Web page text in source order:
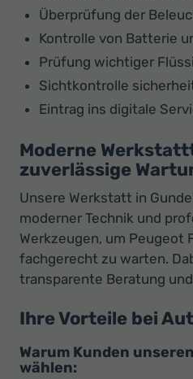
Überprüfung der
Kontrolle von Batterie
Prüfung wichtiger
Sichtkontrolle
Eintrag ins digitale
Moderne
zuverlässige
Unsere Werkstatt in
moderner Technik und
Werkzeugen, um Peugeot
fachgerecht zu warten.
transparente Beratung
Ihre Vorteile bei
Warum Kunden
wählen: